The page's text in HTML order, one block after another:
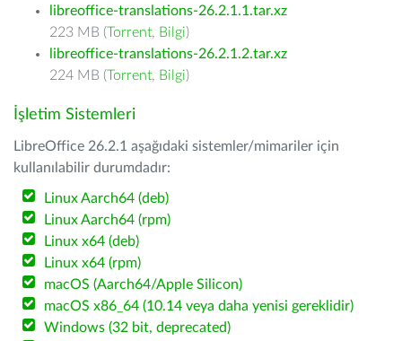
libreoffice-translations-26.2.1.1.tar.xz
223 MB (Torrent, Bilgi)
libreoffice-translations-26.2.1.2.tar.xz
224 MB (Torrent, Bilgi)
İşletim Sistemleri
LibreOffice 26.2.1 aşağıdaki sistemler/mimariler için
kullanılabilir durumdadır:
Linux Aarch64 (deb)
Linux Aarch64 (rpm)
Linux x64 (deb)
Linux x64 (rpm)
macOS (Aarch64/Apple Silicon)
macOS x86_64 (10.14 veya daha yenisi gereklidir)
Windows (32 bit, deprecated)